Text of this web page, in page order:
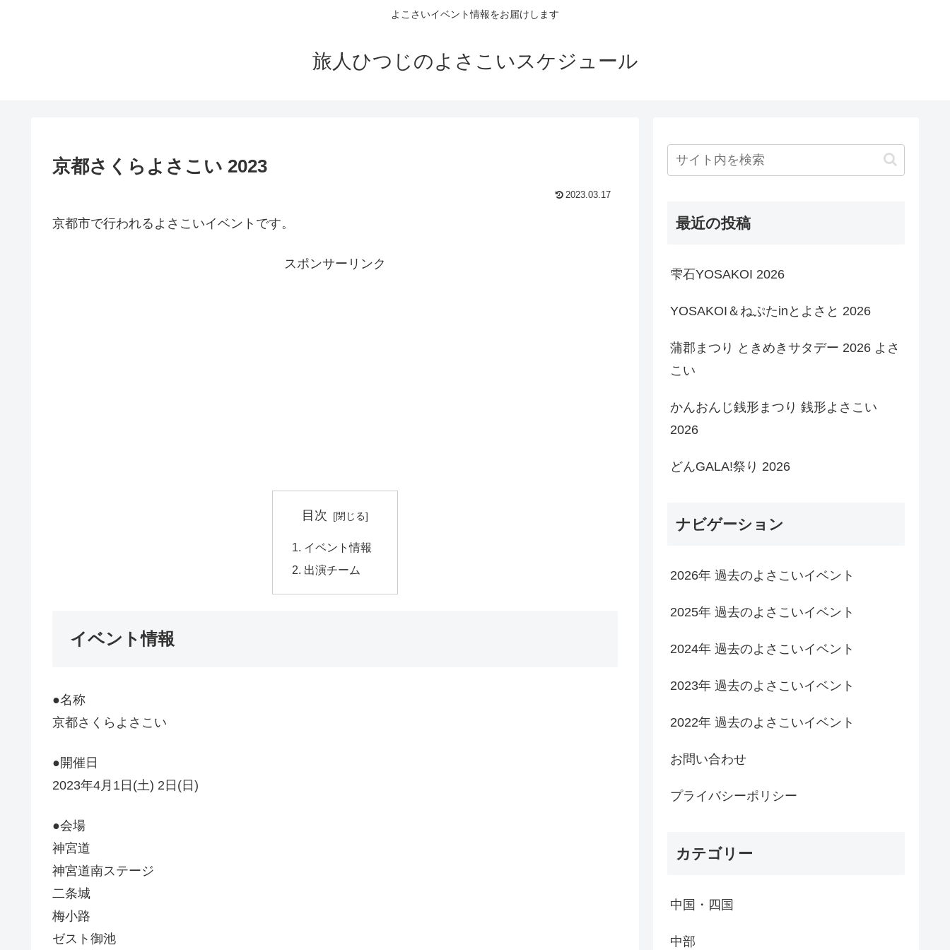
よこさいイベント情報をお届けします
旅人ひつじのよさこいスケジュール
京都さくらよさこい 2023
2023.03.17
京都市で行われるよさこいイベントです。
スポンサーリンク
目次
イベント情報
出演チーム
イベント情報
●名称
京都さくらよさこい
●開催日
2023年4月1日(土) 2日(日)
●会場
神宮道
神宮道南ステージ
二条城
梅小路
ゼスト御池
最近の投稿
雫石YOSAKOI 2026
YOSAKOI＆ねぷたinとよさと 2026
蒲郡まつり ときめきサタデー 2026 よさ
こい
かんおんじ銭形まつり 銭形よさこい
2026
どんGALA!祭り 2026
ナビゲーション
2026年 過去のよさこいイベント
2025年 過去のよさこいイベント
2024年 過去のよさこいイベント
2023年 過去のよさこいイベント
2022年 過去のよさこいイベント
お問い合わせ
プライバシーポリシー
カテゴリー
中国・四国
中部